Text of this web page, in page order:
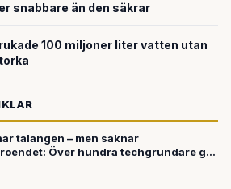
snabbare än den säkrar
100 miljoner liter vatten utan
talangen – men saknar
Över hundra techgrundare går
för att stoppa utvandringen